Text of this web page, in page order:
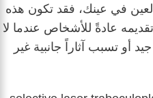
في عينك، فقد تكون هذه
عادةً للأشخاص عندما لا
أو تسبب آثاراً جانبية غير